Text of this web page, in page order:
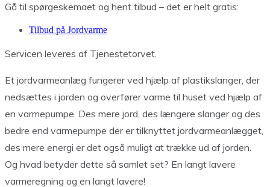
Gå til spørgeskemaet og hent tilbud – det er helt gratis:
Tilbud på Jordvarme
Servicen leveres af Tjenestetorvet.
Et jordvarmeanlæg fungerer ved hjælp af plastikslanger, der
nedsættes i jorden og overfører varme til huset ved hjælp af
en varmepumpe. Des mere jord, des længere slanger og des
bedre end varmepumpe der er tilknyttet jordvarmeanlægget,
des mere energi er det også muligt at trække ud af jorden.
Og hvad betyder dette så samlet set? En langt lavere
varmeregning og en langt lavere!